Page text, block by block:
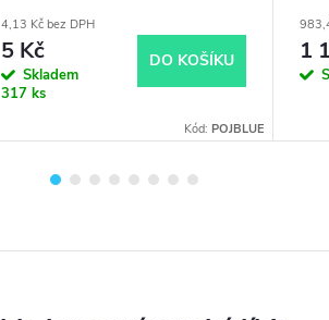
4,13 Kč bez DPH
5 Kč
Skladem
317 ks
DO KOŠÍKU
Kód: POJBLUE
1